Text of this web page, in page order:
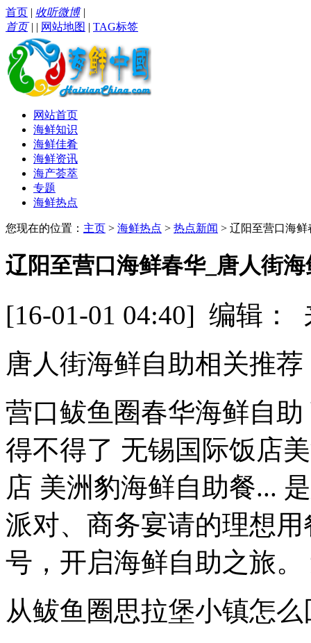
首页 | 收听微博|
首页| | 网站地图 | TAG标签
网站首页
海鲜知识
海鲜佳肴
海鲜资讯
海产荟萃
专题
海鲜热点
您现在的位置： 主页 > 海鲜热点 > 热点新闻 > 辽阳至营口海
辽阳至营口海鲜春华_唐人街
[16-01-01 04:40] 编辑
唐人街海鲜自助相关推荐
营口鲅鱼圈春华海鲜自
得不得了 无锡国际饭店
店 美洲豹海鲜自助餐...
派对、商务宴请的理想
号，开启海鲜自助之旅
从鲅鱼圈思拉堡小镇怎